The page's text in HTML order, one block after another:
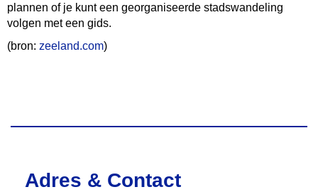
plannen of je kunt een georganiseerde stadswandeling
volgen met een gids.
(bron: zeeland.com)
Adres & Contact